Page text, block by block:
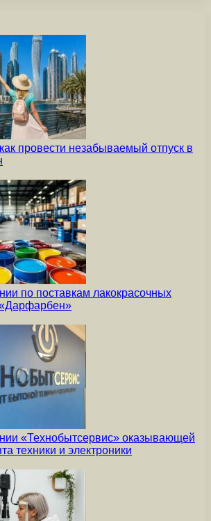
провести незабываемый отпуск в
по поставкам лакокрасочных
«Технобытсервис» оказывающей
техники и электроники